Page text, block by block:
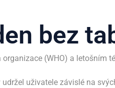
bez
(WHO) a letošním
uživatele závislé na